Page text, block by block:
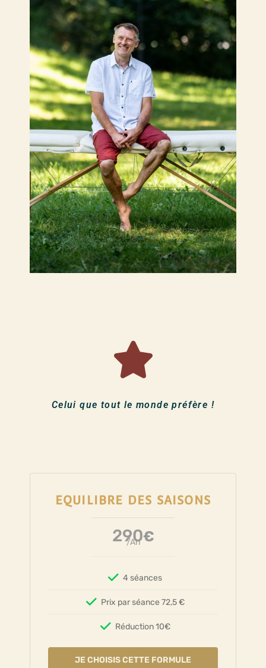
Celui que tout le monde préfère !
EQUILIBRE DES SAISONS
290€
/An
4 séances
Prix par séance 72,5 €
Réduction 10€
JE CHOISIS CETTE FORMULE